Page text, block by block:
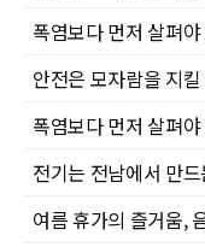
폭염보다 먼저 살펴
안전은 모자람을 지
폭염보다 먼저 살펴
전기는 전남에서 만
여름 휴가의 즐거움,